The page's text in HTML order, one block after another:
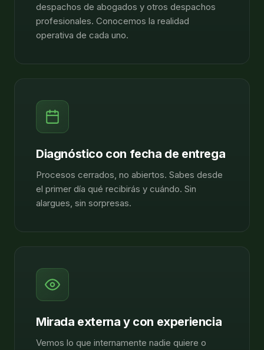
despachos de abogados y otros despachos
profesionales. Conocemos la realidad
operativa de cada uno.
Diagnóstico con fecha de entrega
Procesos cerrados, no abiertos. Sabes desde
el primer día qué recibirás y cuándo. Sin
alargues, sin sorpresas.
Mirada externa y con experiencia
Vemos lo que internamente nadie quiere o